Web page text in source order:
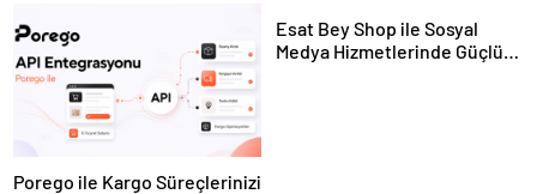
Porego ile Kargo Süreçlerinizi
Esat Bey Shop ile Sosyal
Medya Hizmetlerinde Güçlü